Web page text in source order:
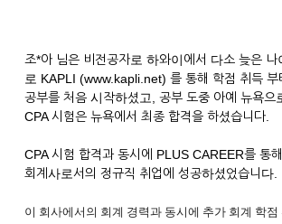
조*아 님은 비전공자로 하와이에서 다소 늦은 나
로 KAPLI (www.kapli.net) 를 통해 학점 취득 부
공부를 처음 시작하셨고, 공부 도중 아예 뉴욕으
CPA 시험은 뉴욕에서 최종 합격을 하셨습니다.
CPA 시험 합격과 동시에 PLUS CAREER를 통
회계사로서의 정규직 취업에 성공하셨었습니다.
이 회사에서의 회계 경력과 동시에 추가 회계 학점